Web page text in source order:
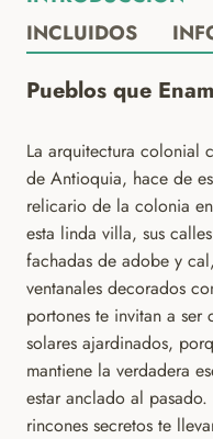
INCLUIDOS
Pueblos que
La arquitectura colonial
de Antioquia, hace de
relicario de la colonia
esta linda villa, sus
fachadas de adobe y
ventanales decorados
portones te invitan a ser
solares ajardinados,
mantiene la verdadera
estar anclado al
rincones secretos te